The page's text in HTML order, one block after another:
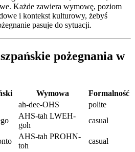
Każde zawiera wymowę, poziom
i kontekst kulturowy, żebyś
pasuje do sytuacji.
pożegnania w
Wymowa
Formalność
ah-dee-OHS
polite
AHS-tah LWEH-
goh
casual
AHS-tah PROHN-
toh
casual